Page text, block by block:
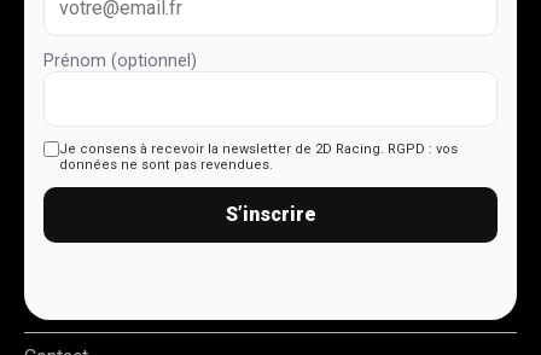
Prénom (optionnel)
Je consens à recevoir la newsletter de 2D Racing. RGPD : vos
données ne sont pas revendues.
S’inscrire